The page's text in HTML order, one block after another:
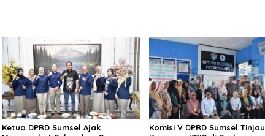
Ketua DPRD Sumsel Ajak
Komisi V DPRD Sumsel Tinjau